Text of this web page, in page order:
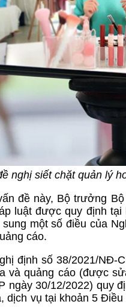
nghị siết chặt quản lý
đề này, Bộ trưởng
luật được quy định
một số điều của
cáo.
định số 38/2021/NĐ-
và quảng cáo (được
ngày 30/12/2022) quy
dịch vụ tại khoản 5